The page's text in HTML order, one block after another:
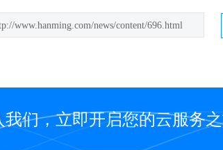
www.hanming.com/news/content/696.html
我们，立即开启您的云服务